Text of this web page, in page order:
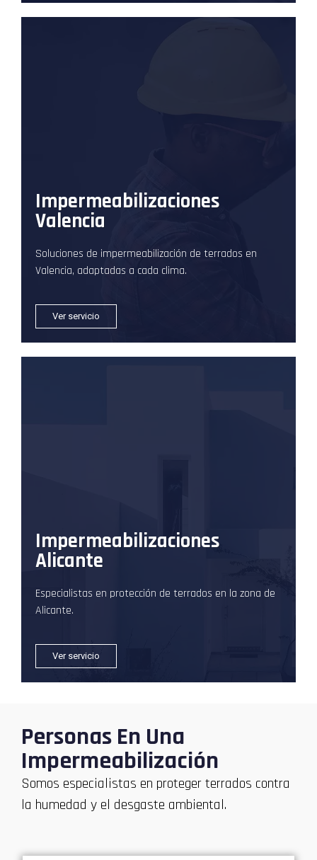
Impermeabilizaciones
Valencia
Soluciones de impermeabilización de terrados en
Valencia, adaptadas a cada clima.
Ver servicio
Impermeabilizaciones
Alicante
Especialistas en protección de terrados en la zona de
Alicante.
Ver servicio
Personas En Una
Impermeabilización
Somos especialistas en proteger terrados contra
la humedad y el desgaste ambiental.